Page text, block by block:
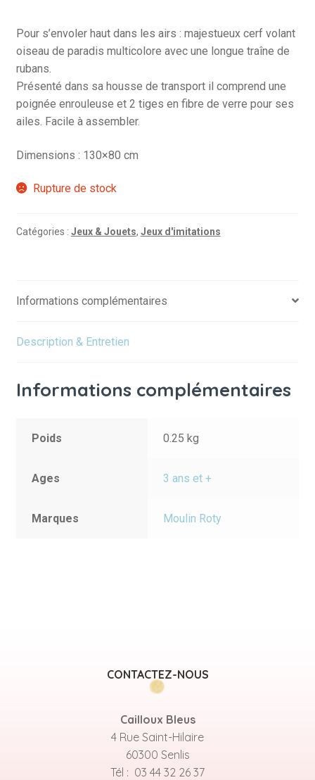
Pour s’envoler haut dans les airs : majestueux cerf volant
oiseau de paradis multicolore avec une longue traîne de
rubans.
Présenté dans sa housse de transport il comprend une
poignée enrouleuse et 2 tiges en fibre de verre pour ses
ailes. Facile à assembler.
Dimensions : 130×80 cm
Rupture de stock
Catégories : Jeux & Jouets, Jeux d'imitations
Informations complémentaires
Description & Entretien
Informations complémentaires
Poids 0.25 kg
Ages 3 ans et +
Marques Moulin Roty
CONTACTEZ-NOUS
Cailloux Bleus
4 Rue Saint-Hilaire
60300 Senlis
Tél : 03 44 32 26 37